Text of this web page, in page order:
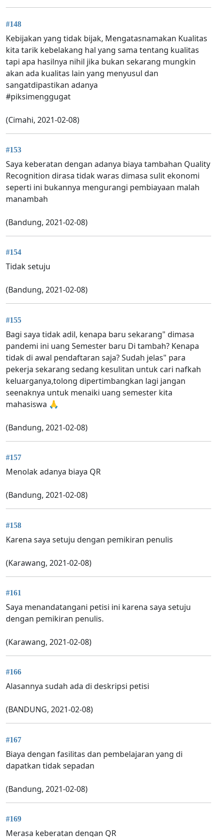
#148
Kebijakan yang tidak bijak, Mengatasnamakan Kualitas
kita tarik kebelakang hal yang sama tentang kualitas
tapi apa hasilnya nihil jika bukan sekarang mungkin
akan ada kualitas lain yang menyusul dan
sangatdipastikan adanya
#piksimenggugat
(Cimahi, 2021-02-08)
#153
Saya keberatan dengan adanya biaya tambahan Quality
Recognition dirasa tidak waras dimasa sulit ekonomi
seperti ini bukannya mengurangi pembiayaan malah
manambah
(Bandung, 2021-02-08)
#154
Tidak setuju
(Bandung, 2021-02-08)
#155
Bagi saya tidak adil, kenapa baru sekarang" dimasa
pandemi ini uang Semester baru Di tambah? Kenapa
tidak di awal pendaftaran saja? Sudah jelas" para
pekerja sekarang sedang kesulitan untuk cari nafkah
keluarganya,tolong dipertimbangkan lagi jangan
seenaknya untuk menaiki uang semester kita
mahasiswa 🙏
(Bandung, 2021-02-08)
#157
Menolak adanya biaya QR
(Bandung, 2021-02-08)
#158
Karena saya setuju dengan pemikiran penulis
(Karawang, 2021-02-08)
#161
Saya menandatangani petisi ini karena saya setuju
dengan pemikiran penulis.
(Karawang, 2021-02-08)
#166
Alasannya sudah ada di deskripsi petisi
(BANDUNG, 2021-02-08)
#167
Biaya dengan fasilitas dan pembelajaran yang di
dapatkan tidak sepadan
(Bandung, 2021-02-08)
#169
Merasa keberatan dengan QR